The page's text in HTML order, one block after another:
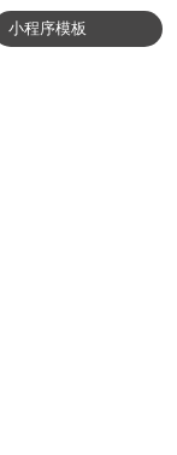
小程序模板